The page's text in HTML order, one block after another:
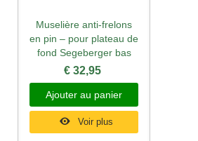
Muselière anti-frelons
en pin – pour plateau de
fond Segeberger bas
€ 32,95
Ajouter au panier
Voir plus